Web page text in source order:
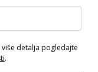
detalja pogledajte
.